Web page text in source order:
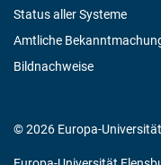
Status aller Systeme
Amtliche
Bildnachweise
© 2026 Europa-